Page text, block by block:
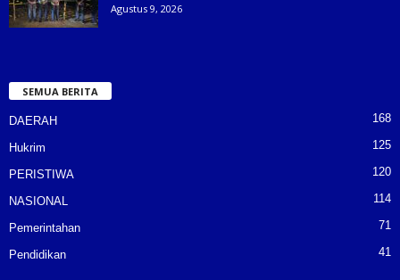
Agustus 9, 2026
SEMUA BERITA
DAERAH 168
Hukrim 125
PERISTIWA 120
NASIONAL 114
Pemerintahan 71
Pendidikan 41